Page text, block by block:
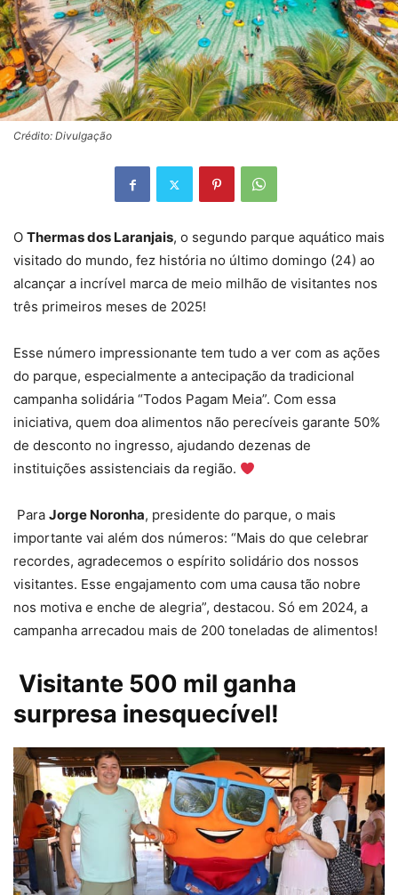
Crédito: Divulgação
O Thermas dos Laranjais, o segundo parque aquático mais
visitado do mundo, fez história no último domingo (24) ao
alcançar a incrível marca de meio milhão de visitantes nos
três primeiros meses de 2025!
Esse número impressionante tem tudo a ver com as ações
do parque, especialmente a antecipação da tradicional
campanha solidária “Todos Pagam Meia”. Com essa
iniciativa, quem doa alimentos não perecíveis garante 50%
de desconto no ingresso, ajudando dezenas de
instituições assistenciais da região.
️ Para Jorge Noronha, presidente do parque, o mais
importante vai além dos números: “Mais do que celebrar
recordes, agradecemos o espírito solidário dos nossos
visitantes. Esse engajamento com uma causa tão nobre
nos motiva e enche de alegria”, destacou. Só em 2024, a
campanha arrecadou mais de 200 toneladas de alimentos! ️
️ Visitante 500 mil ganha
surpresa inesquecível!